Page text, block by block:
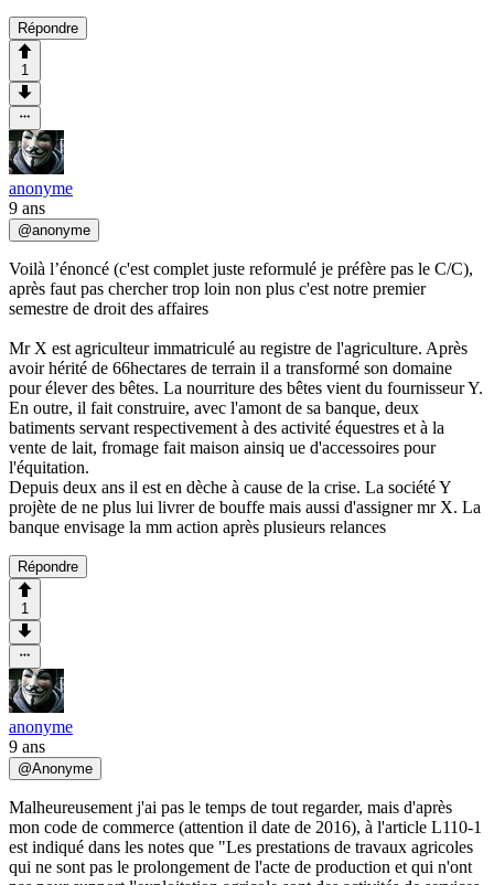
Répondre
1
anonyme
9 ans
@anonyme
Voilà l’énoncé (c'est complet juste reformulé je préfère pas le C/C),
après faut pas chercher trop loin non plus c'est notre premier
semestre de droit des affaires
Mr X est agriculteur immatriculé au registre de l'agriculture. Après
avoir hérité de 66hectares de terrain il a transformé son domaine
pour élever des bêtes. La nourriture des bêtes vient du fournisseur Y.
En outre, il fait construire, avec l'amont de sa banque, deux
batiments servant respectivement à des activité équestres et à la
vente de lait, fromage fait maison ainsiq ue d'accessoires pour
l'équitation.
Depuis deux ans il est en dèche à cause de la crise. La société Y
projète de ne plus lui livrer de bouffe mais aussi d'assigner mr X. La
banque envisage la mm action après plusieurs relances
Répondre
1
anonyme
9 ans
@Anonyme
Malheureusement j'ai pas le temps de tout regarder, mais d'après
mon code de commerce (attention il date de 2016), à l'article L110-1
est indiqué dans les notes que "Les prestations de travaux agricoles
qui ne sont pas le prolongement de l'acte de production et qui n'ont